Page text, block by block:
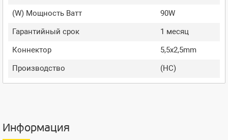
(W) Мощность Ватт
90W
Гарантийный срок
1 месяц
Коннектор
5,5x2,5mm
Производство
(HC)
Информация